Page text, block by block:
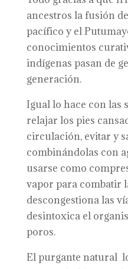
ancestros la fusión
pacífico y el
conocimientos
indígenas pasan de
generación.
Igual lo hace con las
relajar los pies
circulación, evitar y
combinándolas con
usarse como
vapor para combatir
descongestiona las
desintoxica el
poros.
El purgante natural